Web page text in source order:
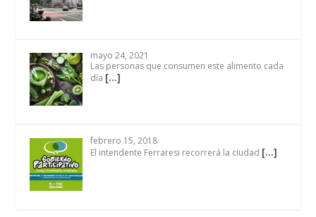
mayo 24, 2021
Las personas que consumen este alimento cada
día […]
febrero 15, 2018
El intendente Ferraresi recorrerá la ciudad […]